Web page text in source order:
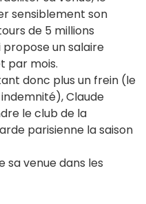
sensiblement son
de 5 millions
propose un salaire
par mois.
donc plus un frein (le
Claude
le club de la
parisienne la saison
venue dans les